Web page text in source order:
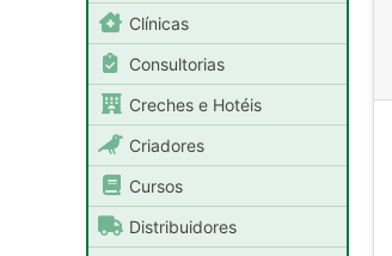
Clínicas
Consultorias
Creches e Hotéis
Criadores
Cursos
Distribuidores